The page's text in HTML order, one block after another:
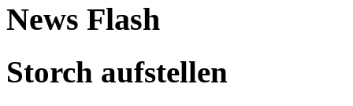
News Flash
Storch aufstellen